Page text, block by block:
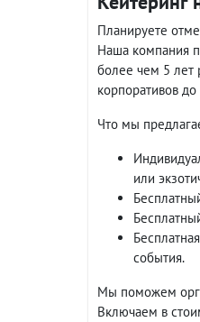
Планируете
Наша компания
более чем 5 лет
корпоративов
Что мы
или
события.
Мы поможем
Включаем в